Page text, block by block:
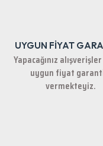
Ürün bilgilerinde hatalar
Ürün fiyatı diğer
Bu ürüne benzer farklı
UYGUN FİYAT
Yapacağınız
uygun fiyat
vermekteyiz.